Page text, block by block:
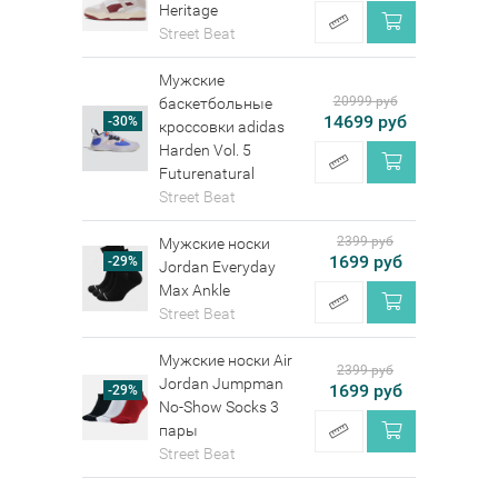
Heritage
Street Beat
-30%
Мужские
баскетбольные
кроссовки adidas
Harden Vol. 5
Futurenatural
Street Beat
20999 руб
14699 руб
-29%
Мужские носки
Jordan Everyday
Max Ankle
Street Beat
2399 руб
1699 руб
-29%
Мужские носки Air
Jordan Jumpman
No-Show Socks 3
пары
Street Beat
2399 руб
1699 руб